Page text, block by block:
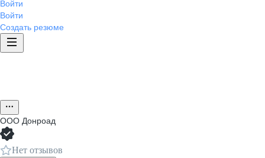
Войти
Войти
Создать резюме
ООО Донроад
Нет отзывов